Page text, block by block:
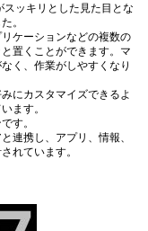
ッキリとした見た目とな
。
ケーションなどの複数の
置くことができます。マ
く、作業がしやすくなり
にカスタマイズできるよ
ます。
す。
連携し、アプリ、情報、
れています。